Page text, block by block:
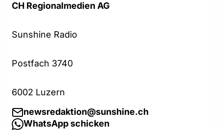
CH Regionalmedien AG
Sunshine Radio
Postfach 3740
6002 Luzern
newsredaktion@sunshine.ch
WhatsApp schicken